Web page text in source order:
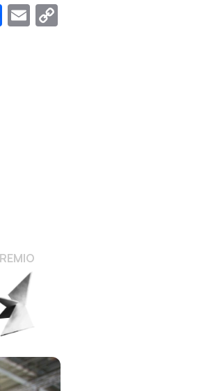
Facebook
EmailCopy